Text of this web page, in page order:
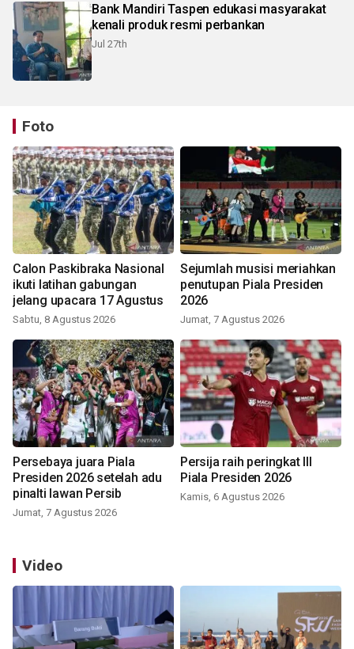
Bank Mandiri Taspen edukasi masyarakat
kenali produk resmi perbankan
Jul 27th
Foto
Calon Paskibraka Nasional
ikuti latihan gabungan
jelang upacara 17 Agustus
Sabtu, 8 Agustus 2026
Sejumlah musisi meriahkan
penutupan Piala Presiden
2026
Jumat, 7 Agustus 2026
Persebaya juara Piala
Presiden 2026 setelah adu
pinalti lawan Persib
Jumat, 7 Agustus 2026
Persija raih peringkat III
Piala Presiden 2026
Kamis, 6 Agustus 2026
Video